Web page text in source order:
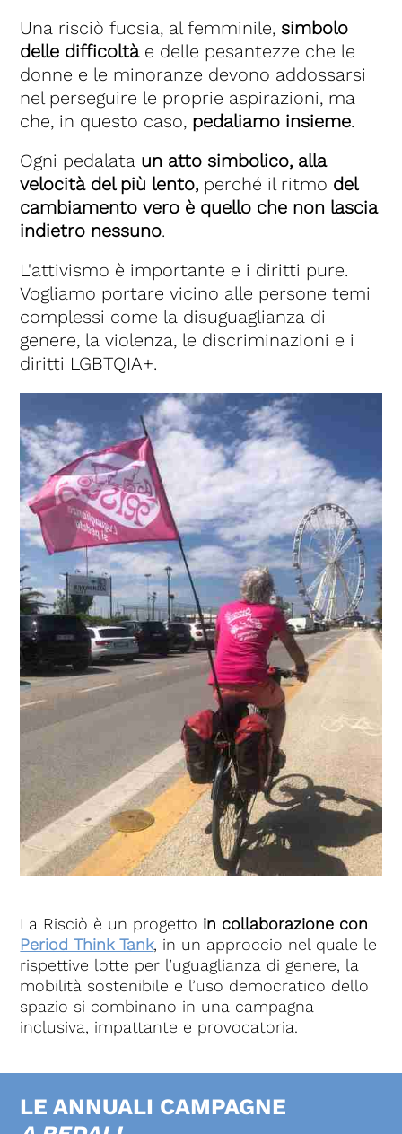
Una risciò fucsia, al femminile, simbolo
delle difficoltàe delle pesantezze che le
donne e le minoranze devono addossarsi
nel perseguire le proprie aspirazioni, ma
che, in questo caso, pedaliamo insieme.
Ogni pedalata un atto simbolico, alla
velocità del più lento, perché il ritmo del
cambiamento vero è quello che non lascia
indietro nessuno.
L'attivismo è importante e i diritti pure.
Vogliamo portare vicino alle persone temi
complessi come la disuguaglianza di
genere, la violenza, le discriminazioni e i
diritti LGBTQIA+.
La Risciò è un progetto in collaborazione con
Period Think Tank, in un approccio nel quale le
rispettive lotte per l’uguaglianza di genere, la
mobilità sostenibile e l’uso democratico dello
spazio si combinano in una campagna
inclusiva, impattante e provocatoria.
LE ANNUALI CAMPAGNE